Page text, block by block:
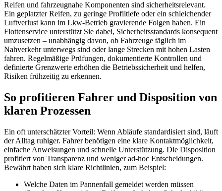
Reifen und fahrzeugnahe Komponenten sind sicherheitsrelevant.
Ein geplatzter Reifen, zu geringe Profiltiefe oder ein schleichender
Luftverlust kann im Lkw-Betrieb gravierende Folgen haben. Ein
Flottenservice unterstützt Sie dabei, Sicherheitsstandards konsequent
umzusetzen – unabhängig davon, ob Fahrzeuge täglich im
Nahverkehr unterwegs sind oder lange Strecken mit hohen Lasten
fahren. Regelmäßige Prüfungen, dokumentierte Kontrollen und
definierte Grenzwerte erhöhen die Betriebssicherheit und helfen,
Risiken frühzeitig zu erkennen.
So profitieren Fahrer und Disposition von
klaren Prozessen
Ein oft unterschätzter Vorteil: Wenn Abläufe standardisiert sind, läuft
der Alltag ruhiger. Fahrer benötigen eine klare Kontaktmöglichkeit,
einfache Anweisungen und schnelle Unterstützung. Die Disposition
profitiert von Transparenz und weniger ad-hoc Entscheidungen.
Bewährt haben sich klare Richtlinien, zum Beispiel:
Welche Daten im Pannenfall gemeldet werden müssen